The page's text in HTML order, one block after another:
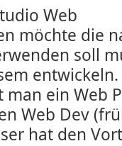
Web
möchte die
soll
entwickeln.
ein Web
Web Dev
hat den